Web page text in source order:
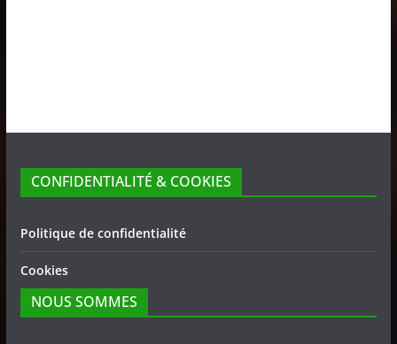
CONFIDENTIALITÉ & COOKIES
Politique de confidentialité
Cookies
NOUS SOMMES